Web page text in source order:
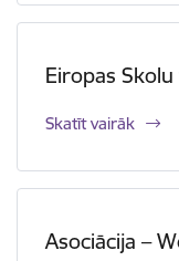
Eiropas
Skatīt vairāk
Asociācija –